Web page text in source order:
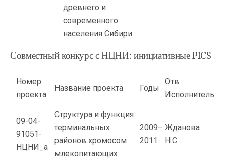
древнего и
современного
населения Сибири
Совместный конкурс с НЦНИ: инициативные PICS
Номер
проекта
Название проекта Годы
Отв.
Исполнитель
09-04-
91051-
НЦНИ_а
Структура и функция
терминальных
районов хромосом
млекопитающих
2009–
2011
Жданова
Н.С.